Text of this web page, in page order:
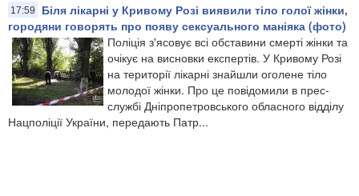
17:59
Біля лікарні у Кривому Розі виявили тіло голої жінки,
городяни говорять про появу сексуального маніяка (фото)
Поліція з'ясовує всі обставини смерті жінки та
очікує на висновки експертів. У Кривому Розі
на території лікарні знайшли оголене тіло
молодої жінки. Про це повідомили в прес-
службі Дніпропетровського обласного відділу
Нацполіції України, передають Патр...